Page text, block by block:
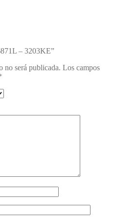
– 3203KE”
no será publicada. Los campos